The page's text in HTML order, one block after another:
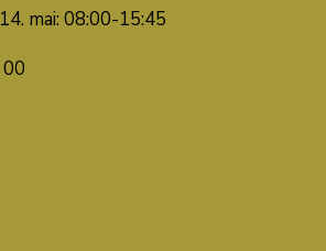
mai: 08:00-15:45